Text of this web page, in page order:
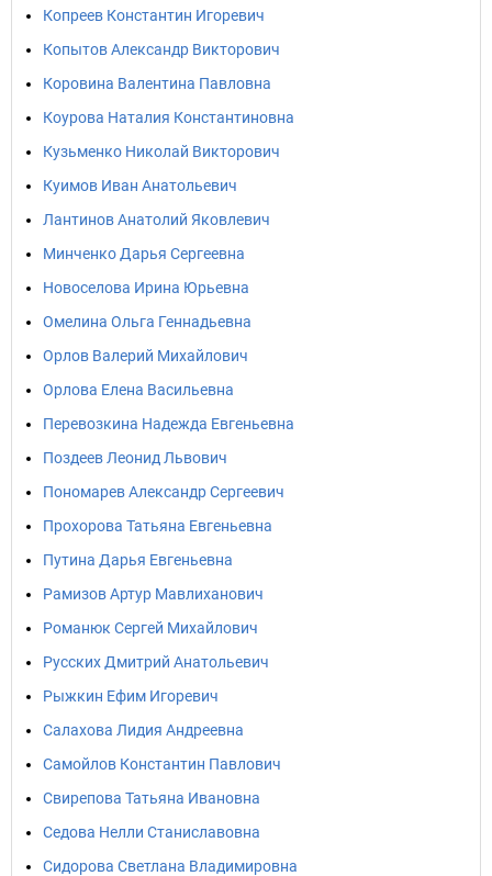
Копреев Константин Игоревич
Копытов Александр Викторович
Коровина Валентина Павловна
Коурова Наталия Константиновна
Кузьменко Николай Викторович
Куимов Иван Анатольевич
Лантинов Анатолий Яковлевич
Минченко Дарья Сергеевна
Новоселова Ирина Юрьевна
Омелина Ольга Геннадьевна
Орлов Валерий Михайлович
Орлова Елена Васильевна
Перевозкина Надежда Евгеньевна
Поздеев Леонид Львович
Пономарев Александр Сергеевич
Прохорова Татьяна Евгеньевна
Путина Дарья Евгеньевна
Рамизов Артур Мавлиханович
Романюк Сергей Михайлович
Русских Дмитрий Анатольевич
Рыжкин Ефим Игоревич
Салахова Лидия Андреевна
Самойлов Константин Павлович
Свирепова Татьяна Ивановна
Седова Нелли Станиславовна
Сидорова Светлана Владимировна